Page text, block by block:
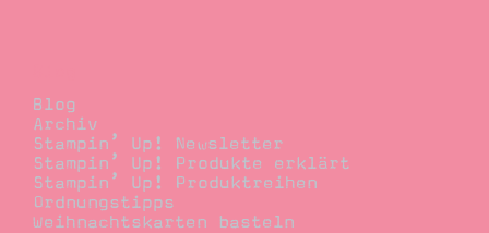
Blog
Archiv
Stampin’ Up! Newsletter
Stampin’ Up! Produkte erklärt
Stampin’ Up! Produktreihen
Ordnungstipps
Weihnachtskarten basteln